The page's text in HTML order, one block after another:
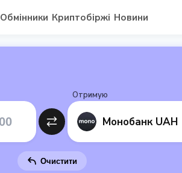
Обмінники Криптобіржі Новини
Отримую
Монобанк UAH
Очистити